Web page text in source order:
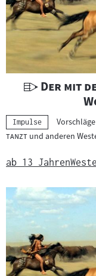
U
t
e
r
c
h
s
m
a
"
Der mit
Kategorie:
Impulse
tanzt"und anderen
ab 13 Jahren